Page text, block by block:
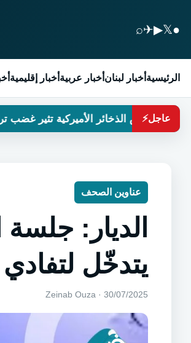
●
𝕏
▶
✈
⌕
الرئيسية أخبار لبنان أخبار عربية أخبار إقليمية
عاجل⚡
الأميركية تثير غضب ترامب
عناوين الصحف
الديار:
يتدخّل لتفادي
30/07/2025 · Zeinab Ouza